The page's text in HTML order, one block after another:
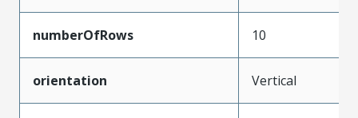
numberOfRows 10
orientation Vertical